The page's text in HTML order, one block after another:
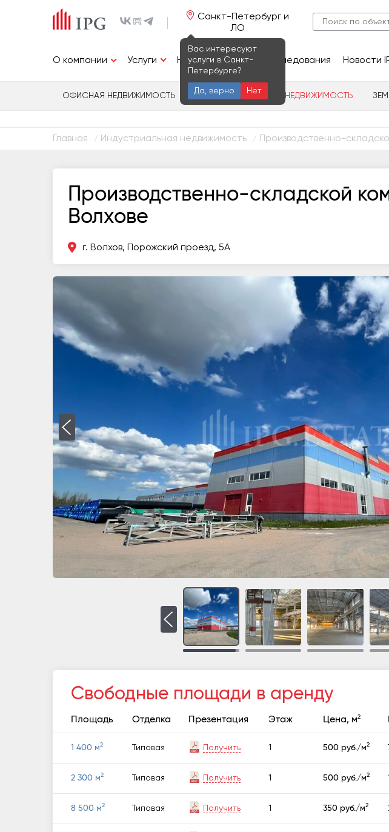
Санкт-Петербург и
ЛО
Вас интересуют
услуги в Санкт-
Петербурге?
Да, верно Нет
О компании Услуги Недвижимость Исследования Новости
ОФИСНАЯ НЕДВИЖИМОСТЬ ИНДУСТРИАЛЬНАЯ НЕДВИЖИМОСТЬ
Главная / Индустриальная недвижимость / Производственно-
Производственно-складской
Волхове
г. Волхов, Порожский проезд, 5А
Свободные площади в аренду
Площадь Отделка Презентация Этаж Цена, м2
1 400 м2 Типовая Получить 1 500 руб./м2
2 300 м2 Типовая Получить 1 500 руб./м2
8 500 м2 Типовая Получить 1 350 руб./м2